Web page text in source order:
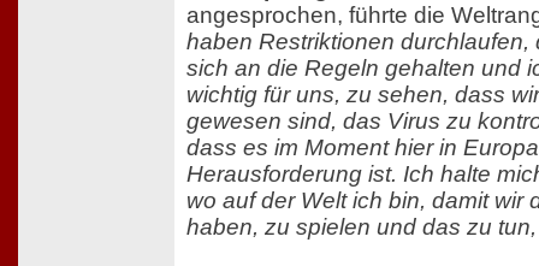
angesprochen, führte die
haben Restriktionen
sich an die Regeln gehalten und
wichtig für uns, zu sehen, dass
gewesen sind, das Virus zu
dass es im Moment hier in
Herausforderung ist. Ich halte
wo auf der Welt ich bin, damit wir
haben, zu spielen und das zu